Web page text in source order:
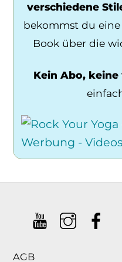
verschiedene
bekommst du
Book über die
Kein Abo,
AGB